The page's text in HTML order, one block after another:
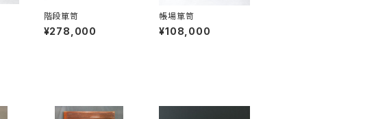
階段箪笥
¥278,000
帳場箪笥
¥108,000